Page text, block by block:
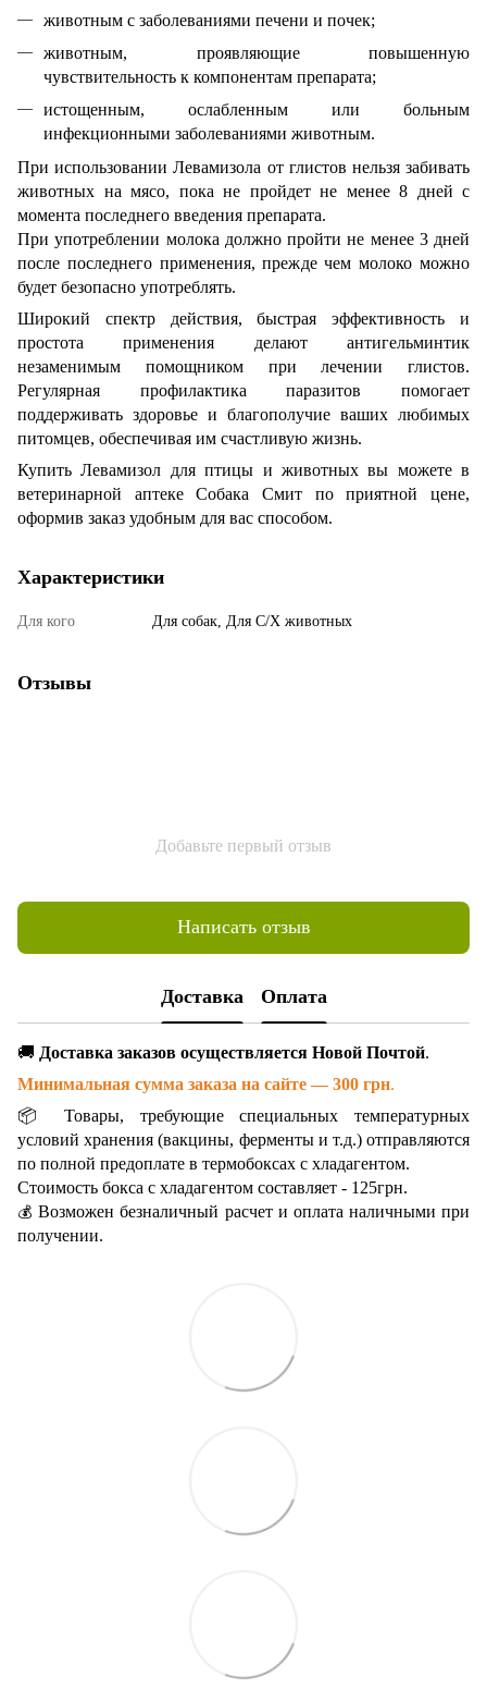
животным с заболеваниями печени и почек;
животным, проявляющие повышенную
чувствительность к компонентам препарата;
истощенным, ослабленным или больным
инфекционными заболеваниями животным.
При использовании Левамизола от глистов нельзя забивать
животных на мясо, пока не пройдет не менее 8 дней с
момента последнего введения препарата.
При употреблении молока должно пройти не менее 3 дней
после последнего применения, прежде чем молоко можно
будет безопасно употреблять.
Широкий спектр действия, быстрая эффективность и
простота применения делают антигельминтик
незаменимым помощником при лечении глистов.
Регулярная профилактика паразитов помогает
поддерживать здоровье и благополучие ваших любимых
питомцев, обеспечивая им счастливую жизнь.
Купить Левамизол для птицы и животных вы можете в
ветеринарной аптеке Собака Смит по приятной цене,
оформив заказ удобным для вас способом.
Характеристики
Для кого Для собак, Для С/Х животных
Отзывы
Добавьте первый отзыв
Написать отзыв
Доставка Оплата
🚚 Доставка заказов осуществляется Новой Почтой.
Минимальная сумма заказа на сайте — 300 грн.
📦 Товары, требующие специальных температурных
условий хранения (вакцины, ферменты и т.д.) отправляются
по полной предоплате в термобоксах с хладагентом.
Стоимость бокса с хладагентом составляет - 125грн.
💰 Возможен безналичный расчет и оплата наличными при
получении.